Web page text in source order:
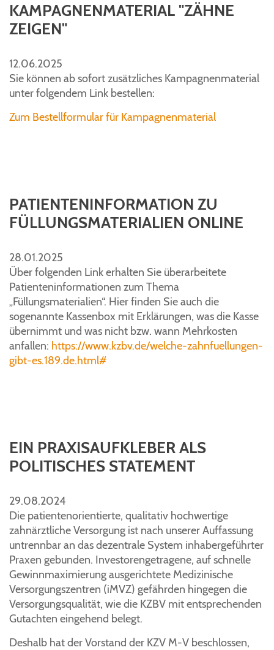
KAMPAGNENMATERIAL "ZÄHNE
ZEIGEN"
12.06.2025
Sie können ab sofort zusätzliches Kampagnenmaterial
unter folgendem Link bestellen:
Zum Bestellformular für Kampagnenmaterial
PATIENTENINFORMATION ZU
FÜLLUNGSMATERIALIEN ONLINE
28.01.2025
Über folgenden Link erhalten Sie überarbeitete
Patienteninformationen zum Thema
„Füllungsmaterialien“. Hier finden Sie auch die
sogenannte Kassenbox mit Erklärungen, was die Kasse
übernimmt und was nicht bzw. wann Mehrkosten
anfallen: https://www.kzbv.de/welche-zahnfuellungen-
gibt-es.189.de.html#
EIN PRAXISAUFKLEBER ALS
POLITISCHES STATEMENT
29.08.2024
Die patientenorientierte, qualitativ hochwertige
zahnärztliche Versorgung ist nach unserer Auffassung
untrennbar an das dezentrale System inhabergeführter
Praxen gebunden. Investorengetragene, auf schnelle
Gewinnmaximierung ausgerichtete Medizinische
Versorgungszentren (iMVZ) gefährden hingegen die
Versorgungsqualität, wie die KZBV mit entsprechenden
Gutachten eingehend belegt.
Deshalb hat der Vorstand der KZV M-V beschlossen,